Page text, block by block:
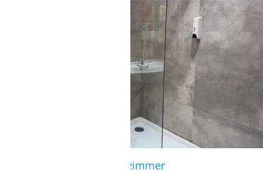
Badezimmer der Superiorzimmer